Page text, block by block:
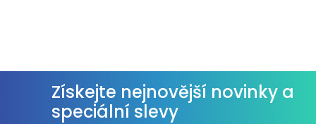
Získejte nejnovější novinky a
speciální slevy